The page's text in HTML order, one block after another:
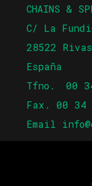
CHAINS &
C/ La
28522
España
Tfno.
00
Fax. 00 34
Email